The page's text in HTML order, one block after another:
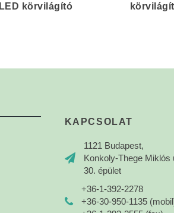
LED körvilágító
KAPCSOLAT
1121 Budapest,
Konkoly-Thege Miklós
30. épület
+36-1-392-2278
+36-30-950-1135